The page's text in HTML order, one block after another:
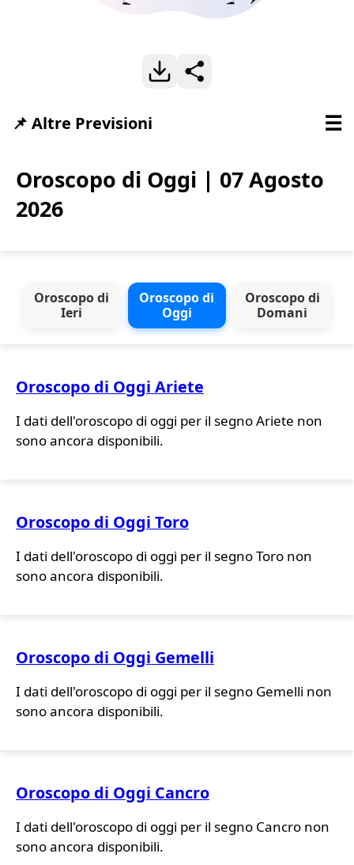
Oroscopo di Oggi | 07 Agosto
2026
Oroscopo di
Ieri
Oroscopo di
Oggi
Oroscopo di
Domani
Oroscopo di Oggi Ariete
I dati dell'oroscopo di oggi per il segno Ariete non
sono ancora disponibili.
Oroscopo di Oggi Toro
I dati dell'oroscopo di oggi per il segno Toro non
sono ancora disponibili.
Oroscopo di Oggi Gemelli
I dati dell'oroscopo di oggi per il segno Gemelli non
sono ancora disponibili.
Oroscopo di Oggi Cancro
I dati dell'oroscopo di oggi per il segno Cancro non
sono ancora disponibili.
📌 Altre Previsioni ☰